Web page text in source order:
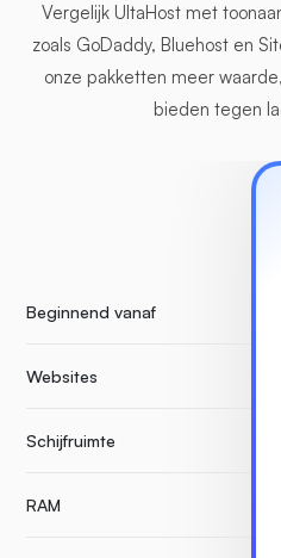
Vergelijk UltaHost met
zoals GoDaddy, Bluehost en
onze pakketten meer
bieden tegen
Beginnend vanaf
Websites
Schijfruimte
RAM